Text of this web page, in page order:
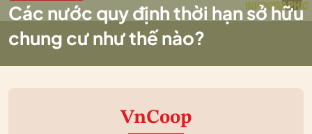
Các nước quy định thời hạn sở hữu
chung cư như thế nào?
VnCoop